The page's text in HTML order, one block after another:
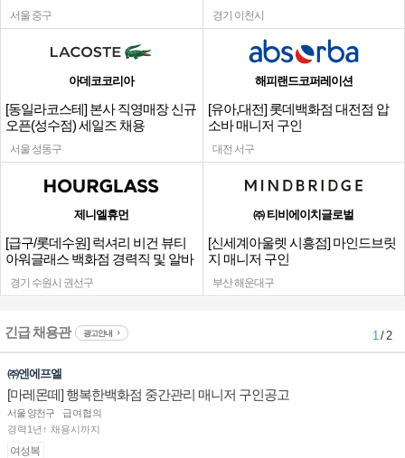
서울 중구 경기 이천시
아데코코리아
[동일라코스테] 본사 직영매장 신규
오픈(성수점) 세일즈 채용
서울 성동구
해피랜드코퍼레이션
[유아,대전] 롯데백화점 대전점 압
소바 매니저 구인
대전 서구
제니엘휴먼
[급구/롯데수원] 럭셔리 비건 뷰티
아워글래스 백화점 경력직 및 알바
채용
경기 수원시 권선구
㈜ 티비에이치글로벌
[신세계아울렛 시흥점] 마인드브릿
지 매니저 구인
부산 해운대구
긴급 채용관 광고안내 1/ 2
㈜엔에프엘
[마레몬떼] 행복한백화점 중간관리 매니저 구인공고
서울 양천구
급여협의
경력1년↑ 채용시까지
여성복